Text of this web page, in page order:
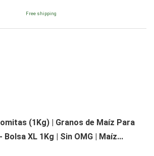
Free shipping
(1Kg) | Granos de Maíz Para
Bolsa XL 1Kg | Sin OMG | Maíz...